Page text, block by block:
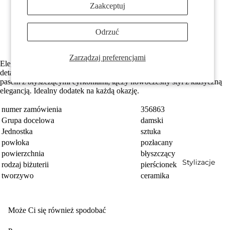
Zarządzaj preferencjami
Zaakceptuj
Odrzuć
Stylizacje
Ceramika jest bardzo łatwa do czyszczenia i w 100%
Darmowa dostawa
Elegancki damski pierścionek z ceramicznymi białymi paskami i
detalami z brązu w kolorze różowego złota. Ozdobiony delikatnym
pasem z błyszczącymi cyrkoniami, łączy nowoczesny styl z klasyczną
elegancją. Idealny dodatek na każdą okazję.
numer zamówienia
356863
Grupa docelowa
damski
Jednostka
sztuka
powłoka
pozłacany
powierzchnia
błyszczący
rodzaj biżuterii
pierścionek
tworzywo
ceramika
Może Ci się również spodobać